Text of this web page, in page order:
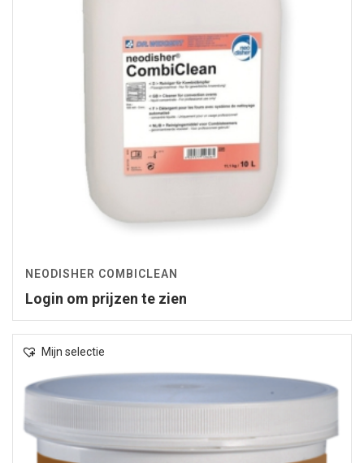
NEODISHER COMBICLEAN
Login om prijzen te zien
Mijn selectie